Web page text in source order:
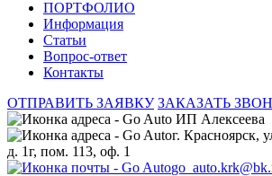
ПОРТФОЛИО
Информация
Статьи
Вопрос-ответ
Контакты
ОТПРАВИТЬ ЗАЯВКУ ЗАКАЗАТЬ
ИП Алексеева
г. Красноярск,
д. 1г, пом. 113, оф. 1